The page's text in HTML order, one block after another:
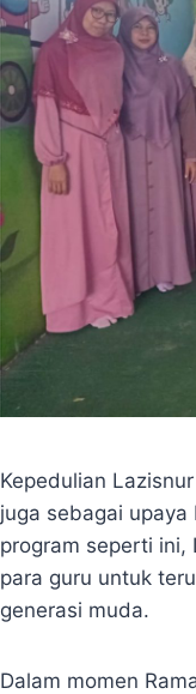
Kepedulian
juga sebagai
program seperti ini,
para guru untuk
generasi muda.
Dalam momen